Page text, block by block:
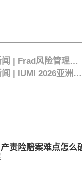
上一篇：Frad新闻 | Frad风险管理出席 IUMI 2026 亚洲论坛，总经理辛思健发表主题演讲
下一篇：Frad新闻 | IUMI 2026亚洲论坛组委会向Frad风险管理发来感谢信
责险赔案难点怎么